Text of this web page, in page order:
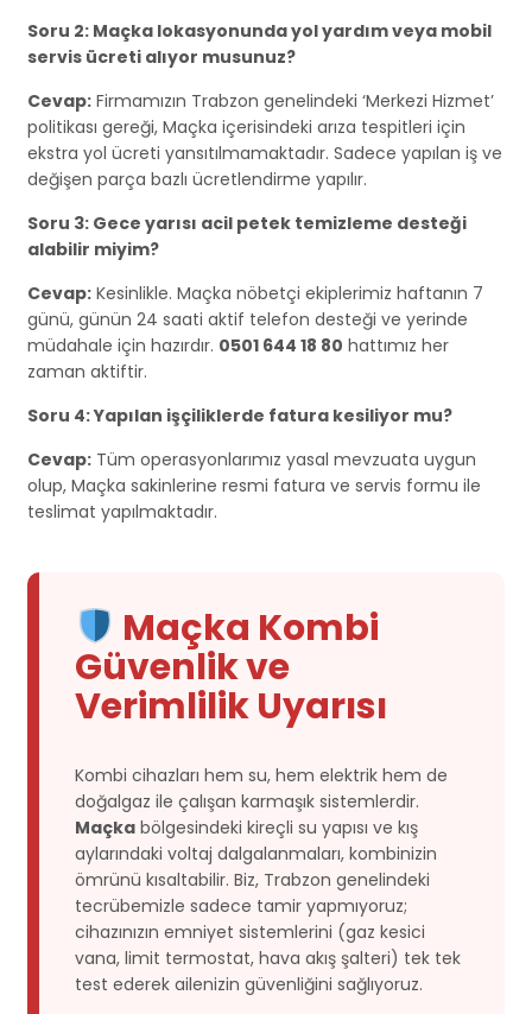
Soru 2: Maçka lokasyonunda yol yardım veya mobil
servis ücreti alıyor musunuz?
Cevap: Firmamızın Trabzon genelindeki ‘Merkezi Hizmet’
politikası gereği, Maçka içerisindeki arıza tespitleri için
ekstra yol ücreti yansıtılmamaktadır. Sadece yapılan iş ve
değişen parça bazlı ücretlendirme yapılır.
Soru 3: Gece yarısı acil petek temizleme desteği
alabilir miyim?
Cevap: Kesinlikle. Maçka nöbetçi ekiplerimiz haftanın 7
günü, günün 24 saati aktif telefon desteği ve yerinde
müdahale için hazırdır. 0501 644 18 80 hattımız her
zaman aktiftir.
Soru 4: Yapılan işçiliklerde fatura kesiliyor mu?
Cevap: Tüm operasyonlarımız yasal mevzuata uygun
olup, Maçka sakinlerine resmi fatura ve servis formu ile
teslimat yapılmaktadır.
Maçka Kombi
Güvenlik ve
Verimlilik Uyarısı
Kombi cihazları hem su, hem elektrik hem de
doğalgaz ile çalışan karmaşık sistemlerdir.
Maçka bölgesindeki kireçli su yapısı ve kış
aylarındaki voltaj dalgalanmaları, kombinizin
ömrünü kısaltabilir. Biz, Trabzon genelindeki
tecrübemizle sadece tamir yapmıyoruz;
cihazınızın emniyet sistemlerini (gaz kesici
vana, limit termostat, hava akış şalteri) tek tek
test ederek ailenizin güvenliğini sağlıyoruz.